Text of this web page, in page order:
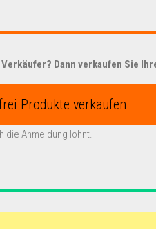
Dann verkaufen Sie
Produkte verkaufen
die Anmeldung lohnt.